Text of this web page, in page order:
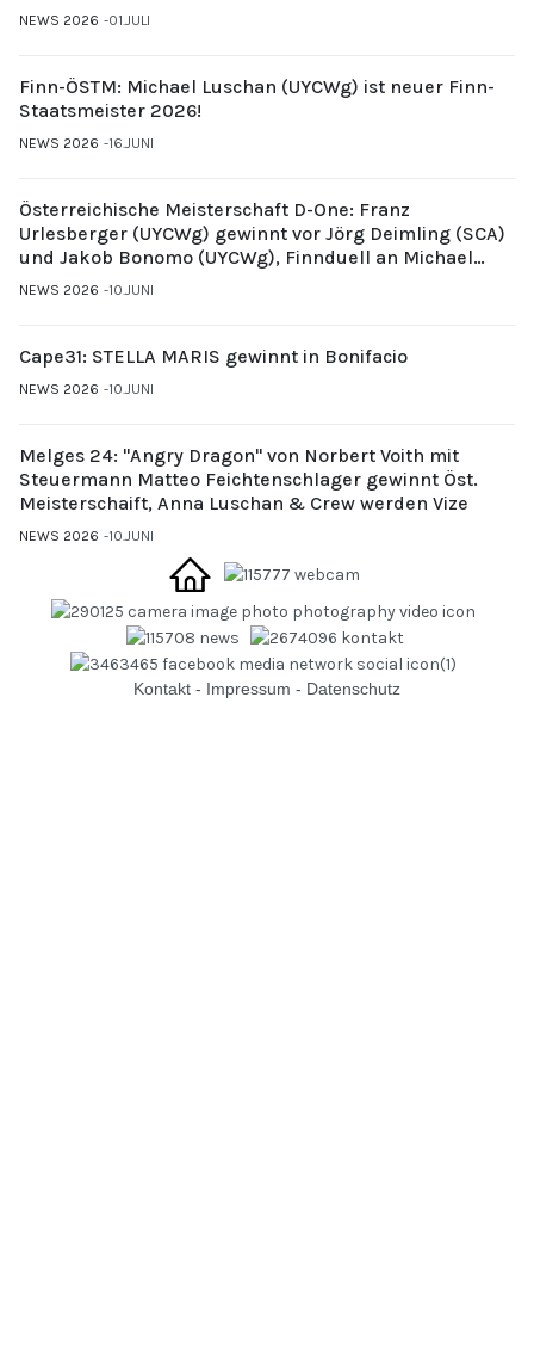
NEWS 2026 01.JULI
Finn-ÖSTM: Michael Luschan (UYCWg) ist neuer Finn-
Staatsmeister 2026!
NEWS 2026 16.JUNI
Österreichische Meisterschaft D-One: Franz
Urlesberger (UYCWg) gewinnt vor Jörg Deimling (SCA)
und Jakob Bonomo (UYCWg), Finnduell an Michael
Gubi (UYCMo)
NEWS 2026 10.JUNI
Cape31: STELLA MARIS gewinnt in Bonifacio
NEWS 2026 10.JUNI
Melges 24: "Angry Dragon" von Norbert Voith mit
Steuermann Matteo Feichtenschlager gewinnt Öst.
Meisterschaift, Anna Luschan & Crew werden Vize
NEWS 2026 10.JUNI
Kontakt - Impressum - Datenschutz